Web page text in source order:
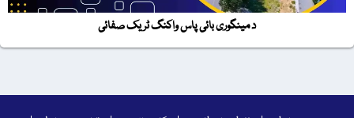
د مینگوری بائی پاس واکنگ ٹریک صفائی